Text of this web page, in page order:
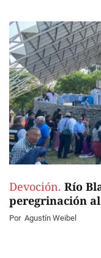
Devoción. Río
peregrinación
Por Agustín Weibel